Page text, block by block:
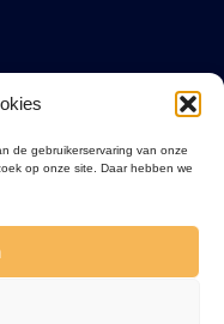
de gebruikerservaring van onze
op onze site. Daar hebben we